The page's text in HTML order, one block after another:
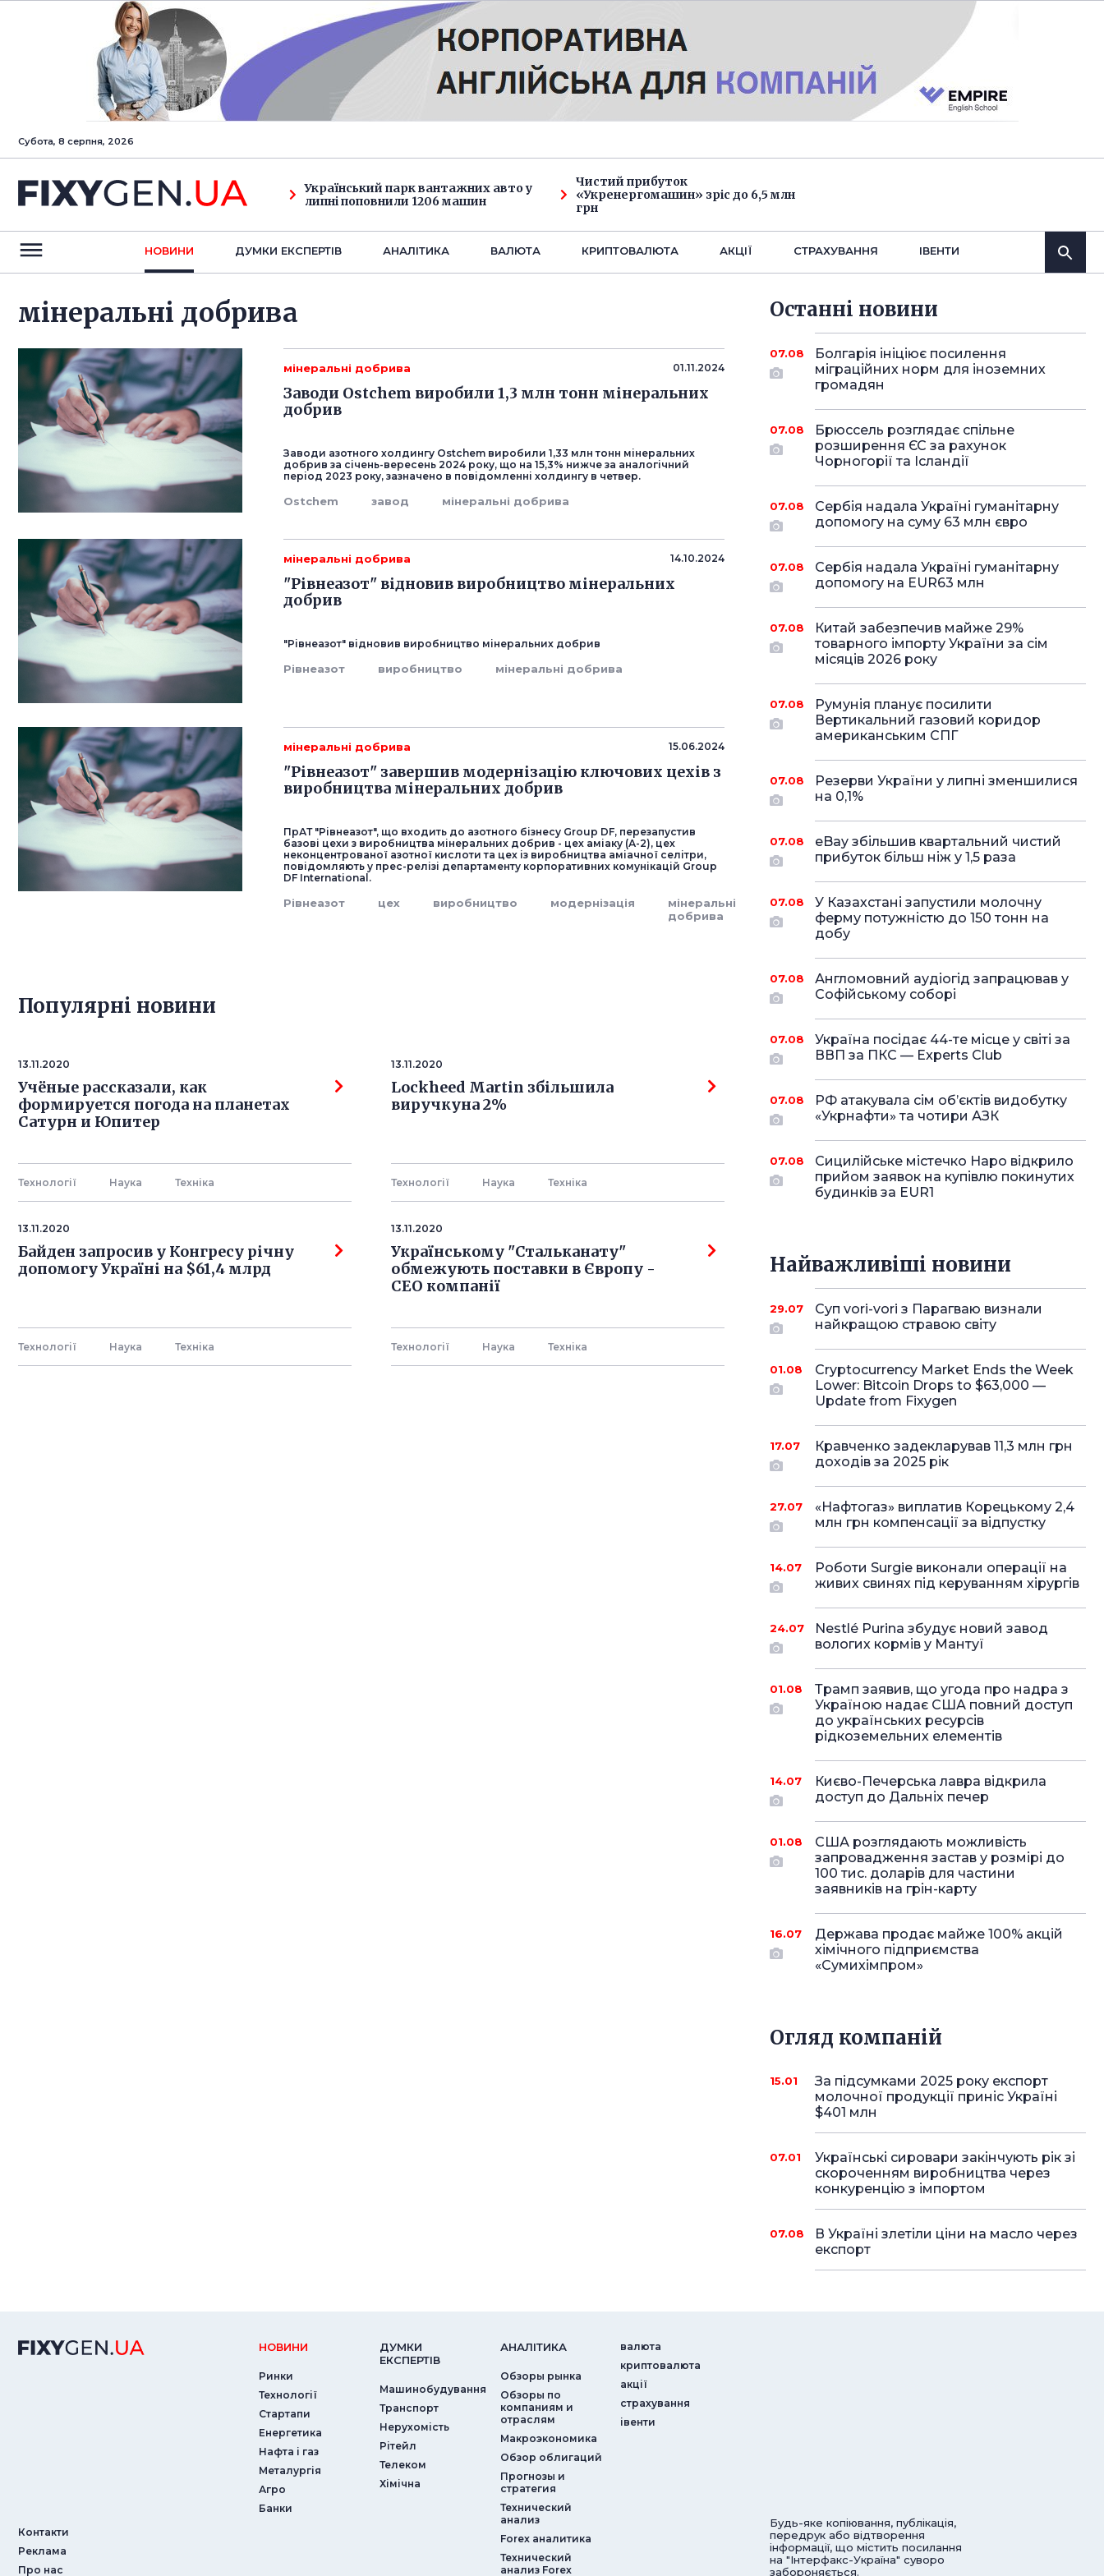
Субота, 8 серпня, 2026
Український парк вантажних авто у
липні поповнили 1206 машин
Чистий прибуток
«Укренергомашин» зріс до 6,5 млн
грн
НОВИНИ ДУМКИ ЕКСПЕРТIВ АНАЛIТИКА ВАЛЮТА КРИПТОВАЛЮТА АКЦІЇ СТРАХУВАННЯ IВЕНТИ
мінеральні добрива
мінеральні добрива 01.11.2024
Заводи Ostchem виробили 1,3 млн тонн мінеральних
добрив
Заводи азотного холдингу Ostchem виробили 1,33 млн тонн мінеральних
добрив за січень-вересень 2024 року, що на 15,3% нижче за аналогічний
період 2023 року, зазначено в повідомленні холдингу в четвер.
Ostchem завод мінеральні добрива
мінеральні добрива 14.10.2024
"Рівнеазот" відновив виробництво мінеральних
добрив
"Рівнеазот" відновив виробництво мінеральних добрив
Рівнеазот виробництво мінеральні добрива
мінеральні добрива 15.06.2024
"Рівнеазот" завершив модернізацію ключових цехів з
виробництва мінеральних добрив
ПрАТ "Рівнеазот", що входить до азотного бізнесу Group DF, перезапустив
базові цехи з виробництва мінеральних добрив - цех аміаку (А-2), цех
неконцентрованої азотної кислоти та цех із виробництва аміачної селітри,
повідомляють у прес-релізі департаменту корпоративних комунікацій Group
DF International.
Рівнеазот цех виробництво модернізація
мінеральні
добрива
Популярнi новини
13.11.2020
Учёные рассказали, как
формируется погода на планетах
Сатурн и Юпитер
Технології Наука Технiка
13.11.2020
Lockheed Martin збільшила
виручкуна 2%
Технології Наука Технiка
13.11.2020
Байден запросив у Конгресу річну
допомогу Україні на $61,4 млрд
Технології Наука Технiка
13.11.2020
Українському "Стальканату"
обмежують поставки в Європу -
СЕО компанії
Технології Наука Технiка
Останнi новини
07.08
Болгарія ініціює посилення
міграційних норм для іноземних
громадян
07.08
Брюссель розглядає спільне
розширення ЄС за рахунок
Чорногорії та Ісландії
07.08
Сербія надала Україні гуманітарну
допомогу на суму 63 млн євро
07.08
Сербія надала Україні гуманітарну
допомогу на EUR63 млн
07.08
Китай забезпечив майже 29%
товарного імпорту України за сім
місяців 2026 року
07.08
Румунія планує посилити
Вертикальний газовий коридор
американським СПГ
07.08
Резерви України у липні зменшилися
на 0,1%
07.08
eBay збільшив квартальний чистий
прибуток більш ніж у 1,5 раза
07.08
У Казахстані запустили молочну
ферму потужністю до 150 тонн на
добу
07.08
Англомовний аудіогід запрацював у
Софійському соборі
07.08
Україна посідає 44-те місце у світі за
ВВП за ПКС — Experts Club
07.08
РФ атакувала сім об’єктів видобутку
«Укрнафти» та чотири АЗК
07.08
Сицилійське містечко Наро відкрило
прийом заявок на купівлю покинутих
будинків за EUR1
Найважливіші новини
29.07
Суп vori-vori з Парагваю визнали
найкращою стравою світу
01.08
Cryptocurrency Market Ends the Week
Lower: Bitcoin Drops to $63,000 —
Update from Fixygen
17.07
Кравченко задекларував 11,3 млн грн
доходів за 2025 рік
27.07
«Нафтогаз» виплатив Корецькому 2,4
млн грн компенсації за відпустку
14.07
Роботи Surgie виконали операції на
живих свинях під керуванням хірургів
24.07
Nestlé Purina збудує новий завод
вологих кормів у Мантуї
01.08
Трамп заявив, що угода про надра з
Україною надає США повний доступ
до українських ресурсів
рідкоземельних елементів
14.07
Києво-Печерська лавра відкрила
доступ до Дальніх печер
01.08
США розглядають можливість
запровадження застав у розмірі до
100 тис. доларів для частини
заявників на грін-карту
16.07
Держава продає майже 100% акцій
хімічного підприємства
«Сумихімпром»
Огляд компаній
15.01
За підсумками 2025 року експорт
молочної продукції приніс Україні
$401 млн
07.01
Українські сировари закінчують рік зі
скороченням виробництва через
конкуренцію з імпортом
07.08
В Україні злетіли ціни на масло через
експорт
Контакти
Реклама
Про нас
НОВИНИ
Ринки
Технології
Стартапи
Енергетика
Нафта і газ
Металургія
Агро
Банки
ДУМКИ
ЕКСПЕРТIВ
Машинобудування
Транспорт
Нерухомість
Рітейл
Телеком
Хімічна
АНАЛIТИКА
Обзоры рынка
Обзоры по
компаниям и
отраслям
Макроэкономика
Обзор облигаций
Прогнозы и
стратегия
Технический
анализ
Forex аналитика
Технический
анализ Forex
валюта
криптовалюта
акції
страхування
iвенти
Будь-яке копіювання, публікація,
передрук або відтворення
інформації, що містить посилання
на "Інтерфакс-Україна" суворо
забороняється.